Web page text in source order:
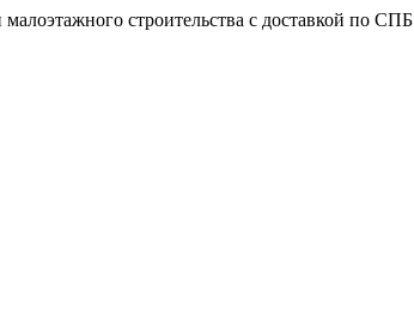
строительства с доставкой по СПБ